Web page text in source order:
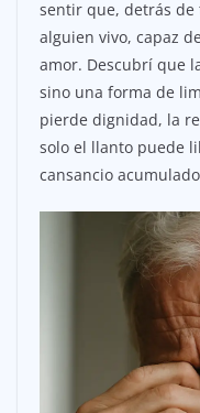
sentir que, detrás de
alguien vivo, capaz
amor. Descubrí que
sino una forma de
pierde dignidad, la
solo el llanto puede
cansancio